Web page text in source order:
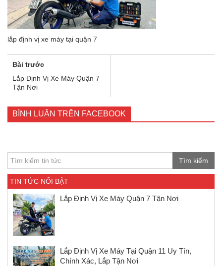
lắp định vị xe máy tại quận 7
Bài trước
Lắp Định Vị Xe Máy Quận 7
Tận Nơi
BÌNH LUẬN TRÊN FACEBOOK
Tìm kiếm
TIN TỨC NỔI BẬT
Lắp Định Vị Xe Máy Quận 7 Tận Nơi
Lắp Định Vị Xe Máy Tại Quận 11 Uy Tín,
Chính Xác, Lắp Tận Nơi